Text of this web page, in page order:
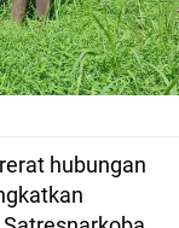
hubungan